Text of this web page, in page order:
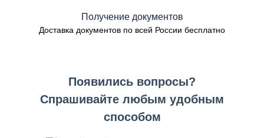
Получение документов
Доставка документов по всей России бесплатно
Появились вопросы?
Спрашивайте любым удобным
способом